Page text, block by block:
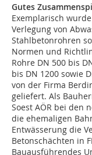
Gutes
Exemplarisch
Verlegung von
Stahlbetonrohren
Normen und
Rohre DN 500 bis
bis DN 1200 sowie
von der Firma
geliefert. Als
Soest AÖR bei den
die ehemaligen
Entwässerung die
Betonschächten in
Bauausführendes